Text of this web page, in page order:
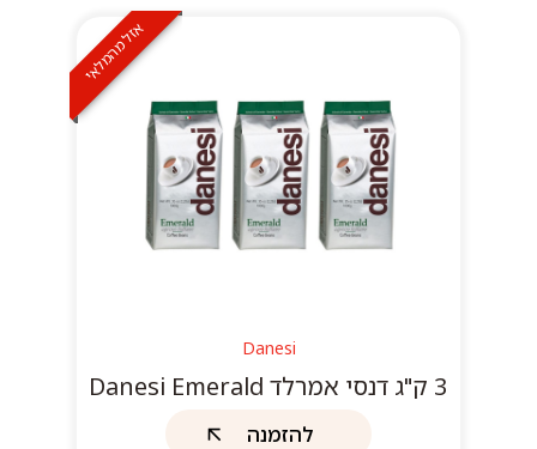
אזל מהמלאי
Danesi
3 ק"ג דנסי אמרלד Danesi Emerald
להזמנה